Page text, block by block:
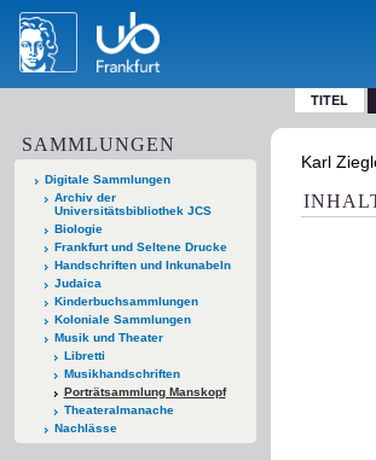
TITEL
SAMMLUNGEN
Digitale Sammlungen
Archiv der
Universitätsbibliothek JCS
Biologie
Frankfurt und Seltene Drucke
Handschriften und Inkunabeln
Judaica
Kinderbuchsammlungen
Koloniale Sammlungen
Musik und Theater
Libretti
Musikhandschriften
Porträtsammlung Manskopf
Theateralmanache
Nachlässe
Karl